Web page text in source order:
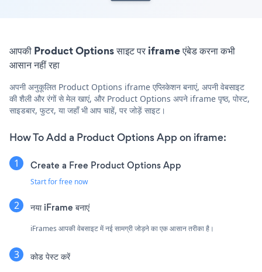
आपकी Product Options साइट पर iframe एंबेड करना कभी
आसान नहीं रहा
अपनी अनुकूलित Product Options iframe एप्लिकेशन बनाएं, अपनी वेबसाइट
की शैली और रंगों से मेल खाएं, और Product Options अपने iframe पृष्ठ, पोस्ट,
साइडबार, फुटर, या जहाँ भी आप चाहें, पर जोड़ें साइट।
How To Add a Product Options App on iframe:
Create a Free Product Options App
Start for free now
नया iFrame बनाएं
iFrames आपकी वेबसाइट में नई सामग्री जोड़ने का एक आसान तरीका है।
कोड पेस्ट करें